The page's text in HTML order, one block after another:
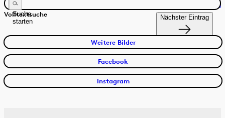
Volltextsuche
Suche
starten
Nächster Eintrag
Weitere Bilder
Facebook
Instagram